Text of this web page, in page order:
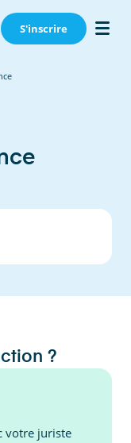
S'inscrire
?
votre juriste